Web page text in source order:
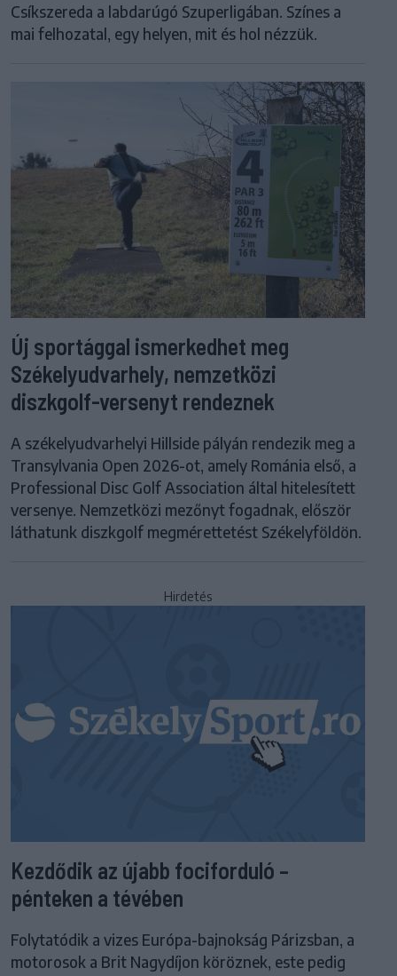
Csíkszereda a labdarúgó Szuperligában. Színes a
mai felhozatal, egy helyen, mit és hol nézzük.
Új sportággal ismerkedhet meg
Székelyudvarhely, nemzetközi
diszkgolf-versenyt rendeznek
A székelyudvarhelyi Hillside pályán rendezik meg a
Transylvania Open 2026-ot, amely Románia első, a
Professional Disc Golf Association által hitelesített
versenye. Nemzetközi mezőnyt fogadnak, először
láthatunk diszkgolf megmérettetést Székelyföldön.
Hirdetés
Kezdődik az újabb fociforduló –
pénteken a tévében
Folytatódik a vizes Európa-bajnokság Párizsban, a
motorosok a Brit Nagydíjon köröznek, este pedig